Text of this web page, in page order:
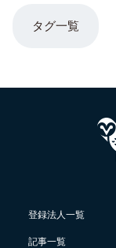
タグ一覧
登録法人一覧
記事一覧